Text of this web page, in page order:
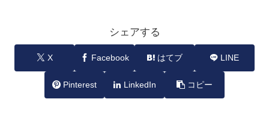
シェアする
X Facebook はてブ LINE
Pinterest LinkedIn コピー